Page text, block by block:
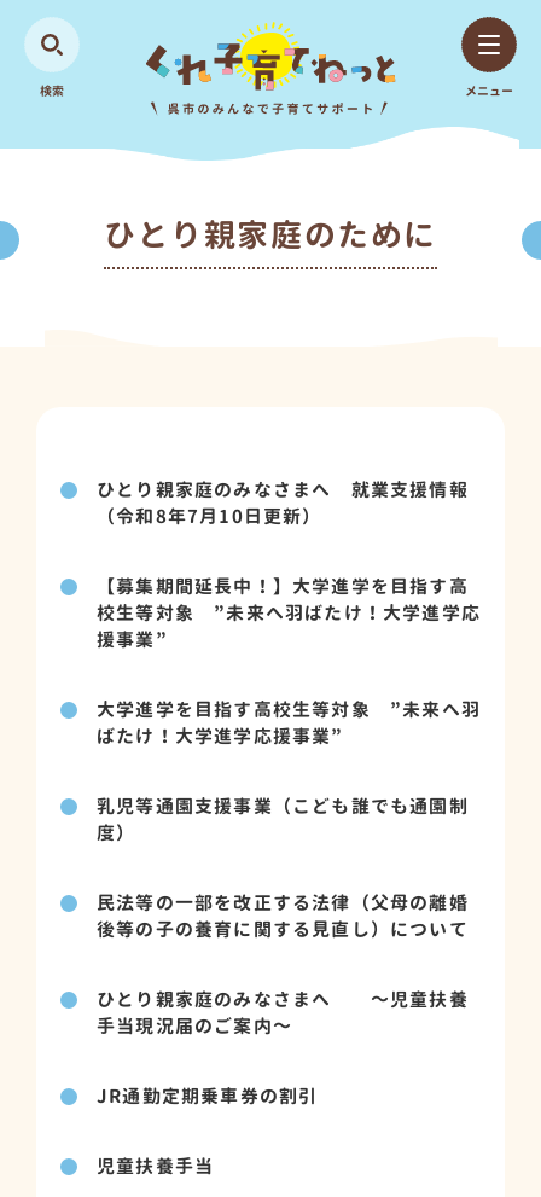
検索 メニュー
ひとり親家庭のために
ひとり親家庭のみなさまへ 就業支援情報
（令和8年7月10日更新）
【募集期間延長中！】大学進学を目指す高
校生等対象 ”未来へ羽ばたけ！大学進学応
援事業”
大学進学を目指す高校生等対象 ”未来へ羽
ばたけ！大学進学応援事業”
乳児等通園支援事業（こども誰でも通園制
度）
民法等の一部を改正する法律（父母の離婚
後等の子の養育に関する見直し）について
ひとり親家庭のみなさまへ ～児童扶養
手当現況届のご案内～
JR通勤定期乗車券の割引
児童扶養手当